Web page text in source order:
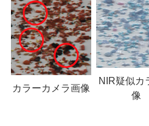
カラーカメラ画像
NIR疑似カ
像